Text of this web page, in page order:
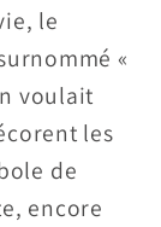
le
«
voulait
les
de
encore